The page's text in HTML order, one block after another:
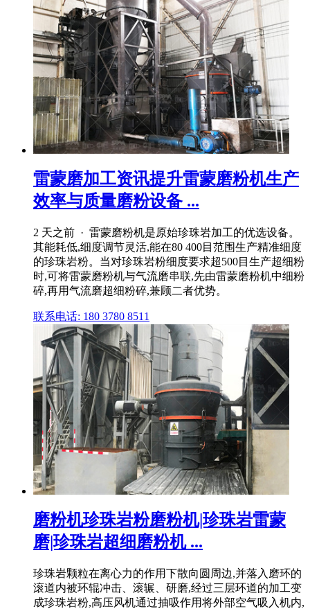
雷蒙磨加工资讯提升雷蒙磨粉机生产
效率与质量磨粉设备 ...
2 天之前 · 雷蒙磨粉机是原始珍珠岩加工的优选设备。
其能耗低,细度调节灵活,能在80 400目范围生产精准细度
的珍珠岩粉。当对珍珠岩粉细度要求超500目生产超细粉
时,可将雷蒙磨粉机与气流磨串联,先由雷蒙磨粉机中细粉
碎,再用气流磨超细粉碎,兼顾二者优势。
联系电话: 180 3780 8511
磨粉机珍珠岩粉磨粉机|珍珠岩雷蒙
磨|珍珠岩超细磨粉机 ...
珍珠岩颗粒在离心力的作用下散向圆周边,并落入磨环的
滚道内被环辊冲击、滚辗、研磨,经过三层环道的加工变
成珍珠岩粉,高压风机通过抽吸作用将外部空气吸入机内,